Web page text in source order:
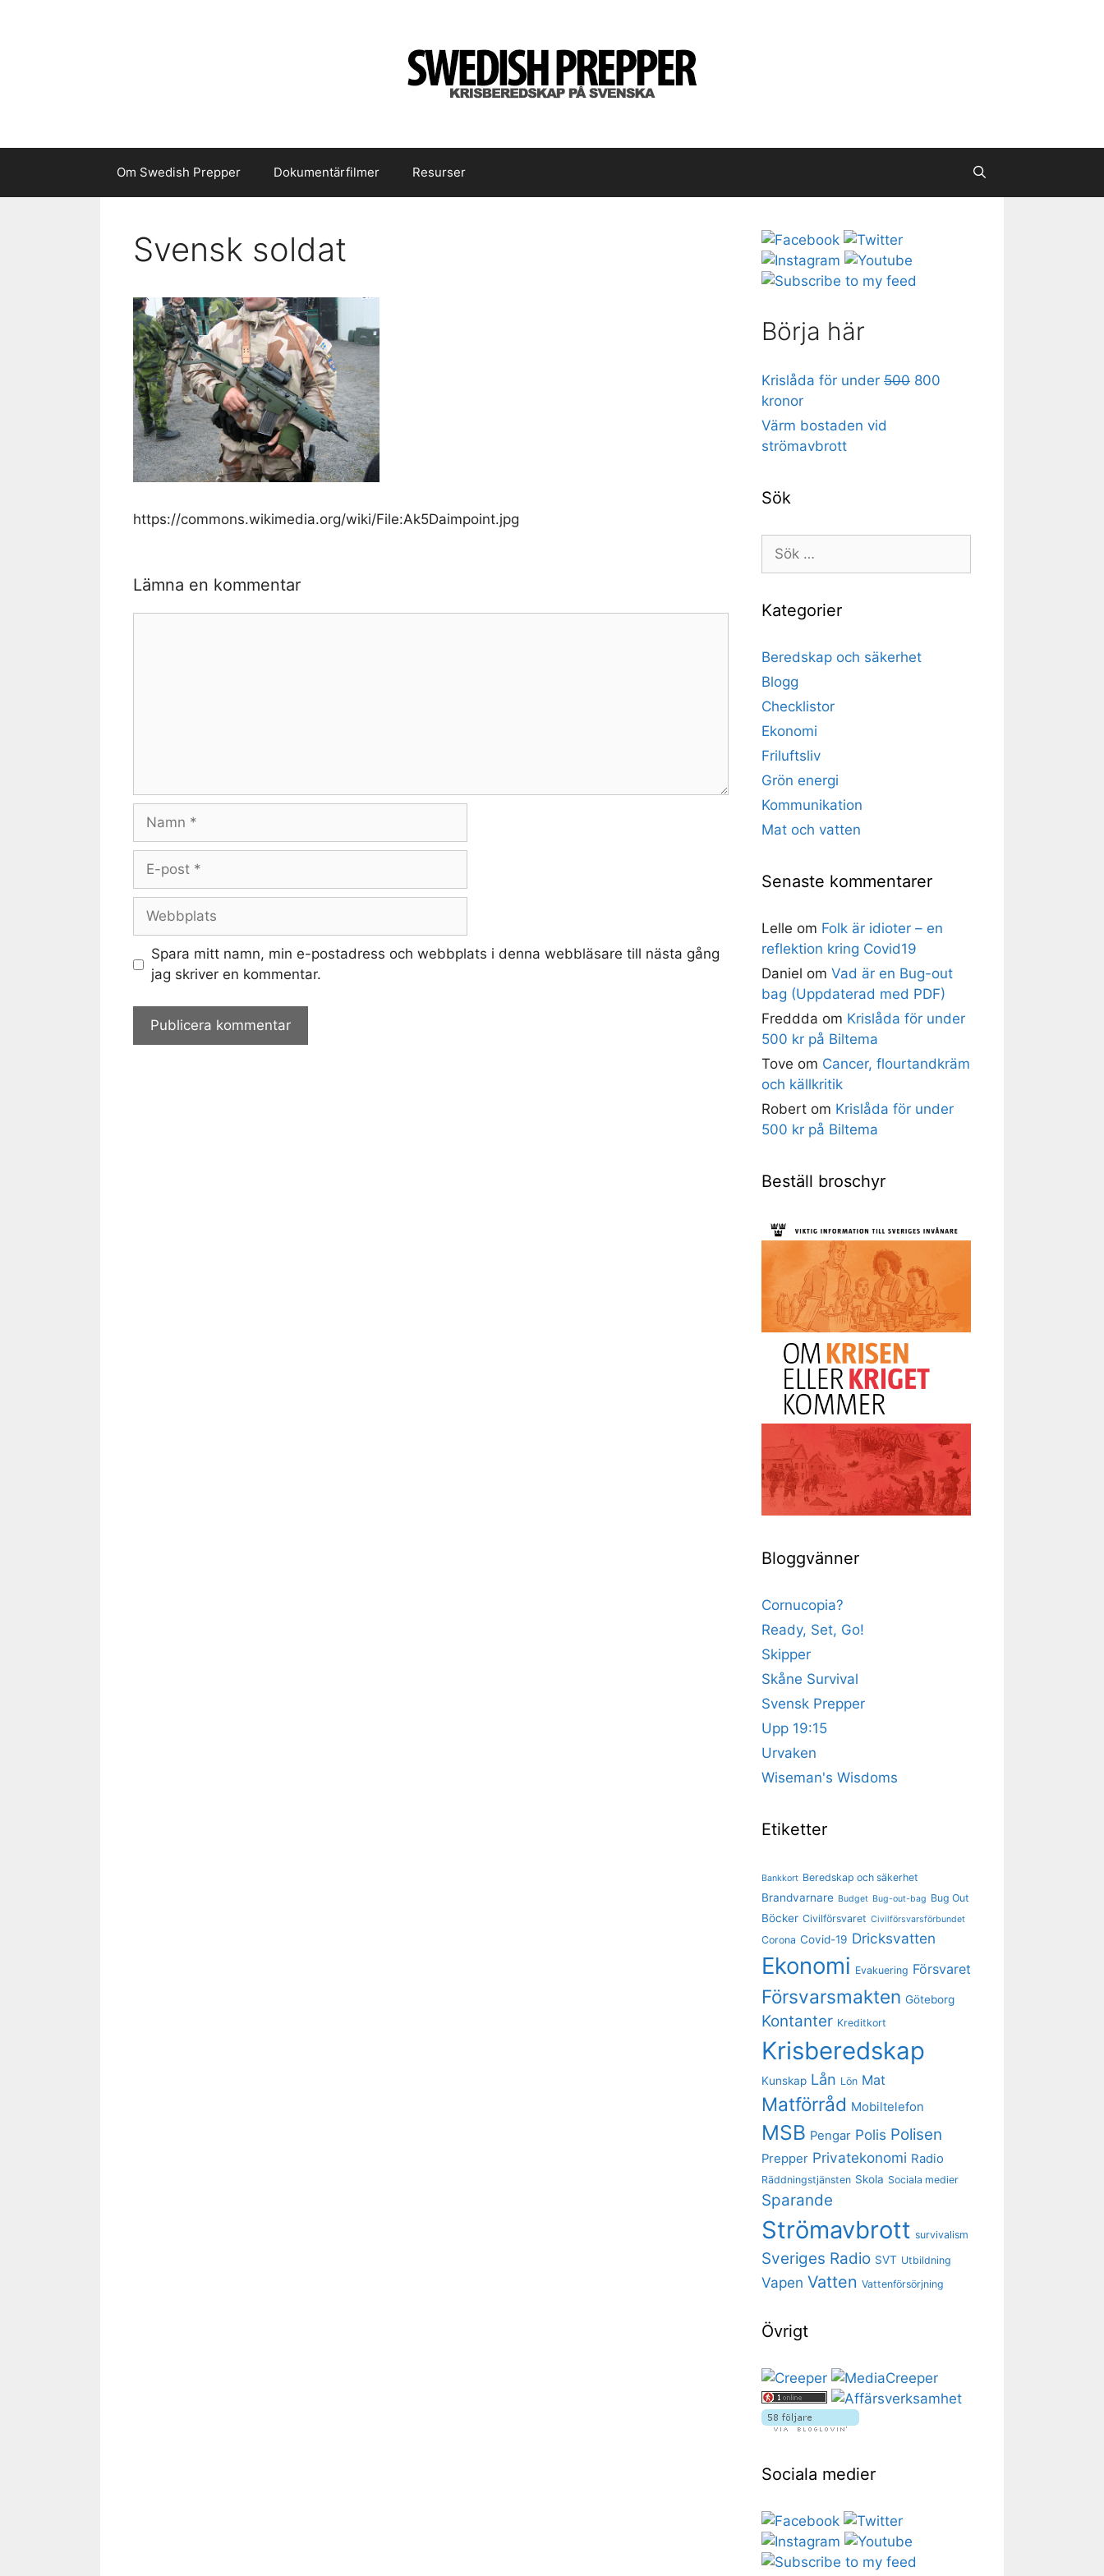
Om Swedish Prepper Dokumentärfilmer Resurser
Svensk soldat
https://commons.wikimedia.org/wiki/File:Ak5Daimpoint.jpg
Lämna en kommentar
Namn
Webbplats
Spara mitt namn, min e-postadress och webbplats i denna webbläsare till nästa gång
jag skriver en kommentar.
Börja här
Krislåda för under 500 800
kronor
Värm bostaden vid
strömavbrott
Sök
Sök
efter:
Kategorier
Beredskap och säkerhet
Blogg
Checklistor
Ekonomi
Friluftsliv
Grön energi
Kommunikation
Mat och vatten
Senaste kommentarer
Lelle om Folk är idioter – en
reflektion kring Covid19
Daniel om Vad är en Bug-out
bag (Uppdaterad med PDF)
Freddda om Krislåda för under
500 kr på Biltema
Tove om Cancer, flourtandkräm
och källkritik
Robert om Krislåda för under
500 kr på Biltema
Beställ broschyr
Bloggvänner
Cornucopia?
Ready, Set, Go!
Skipper
Skåne Survival
Svensk Prepper
Upp 19:15
Urvaken
Wiseman's Wisdoms
Etiketter
Bankkort Beredskap och säkerhet
Brandvarnare Budget Bug-out-bag Bug Out
Böcker Civilförsvaret Civilförsvarsförbundet
Corona Covid-19 Dricksvatten
Ekonomi Evakuering Försvaret
Försvarsmakten Göteborg
Kontanter Kreditkort
Krisberedskap
Kunskap Lån Lön Mat
Matförråd Mobiltelefon
MSB Pengar Polis Polisen
Prepper Privatekonomi Radio
Räddningstjänsten Skola Sociala medier
Sparande
Strömavbrott survivalism
Sveriges Radio SVT Utbildning
Vapen Vatten Vattenförsörjning
Övrigt
Sociala medier